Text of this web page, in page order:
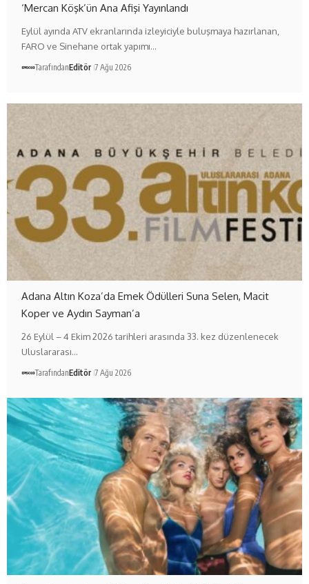
‘Mercan Köşk’ün Ana Afişi Yayınlandı
Eylül ayında ATV ekranlarında izleyiciyle buluşmaya hazırlanan,
FARO ve Sinehane ortak yapımı…
TarafındanEditör 7 Ağu 2026
Adana Altın Koza’da Emek Ödülleri Suna Selen, Macit
Koper ve Aydın Sayman’a
26 Eylül – 4 Ekim 2026 tarihleri arasında 33. kez düzenlenecek
Uluslararası…
TarafındanEditör 7 Ağu 2026